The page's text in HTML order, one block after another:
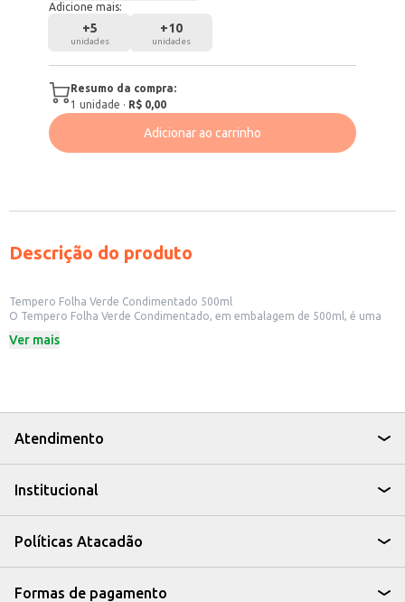
Adicione mais:
+5
unidades
+10
unidades
Resumo da compra:
1 unidade · R$ 0,00
Adicionar ao carrinho
Descrição do produto
Tempero Folha Verde Condimentado 500ml
O Tempero Folha Verde Condimentado, em embalagem de 500ml, é uma
refeições. Ideal para uso doméstico e para estabelecimentos comerciais
Adicione em molhos e marinadas para um toque especial.
Use em legumes e verduras para um acompanhamento saboroso.
Com o Tempero Folha Verde Condimentado, você tem a praticidade de um
Ver mais
Atendimento
Institucional
Políticas Atacadão
Formas de pagamento